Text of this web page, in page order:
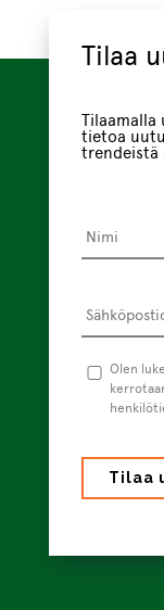
Tilaa
Tilaamalla
tietoa
trendeistä
Olen